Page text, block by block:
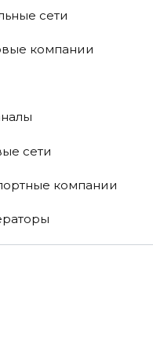
сети
компании
сети
компании